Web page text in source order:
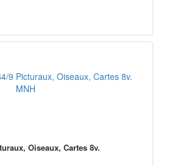
Oiseaux, Cartes 8v.